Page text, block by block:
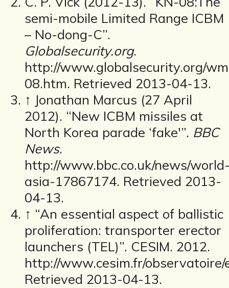
semi-mobile Limited Range ICBM
– No-dong-C”.
Globalsecurity.org.
http://www.globalsecurity.org/
08.htm. Retrieved 2013-04-13.
↑ Jonathan Marcus (27 April
2012). “New ICBM missiles at
North Korea parade ‘fake'”. BBC
News.
http://www.bbc.co.uk/news/
asia-17867174. Retrieved 2013-
04-13.
↑ “An essential aspect of ballistic
proliferation: transporter erector
launchers (TEL)”. CESIM. 2012.
http://www.cesim.fr/observatoire/
Retrieved 2013-04-13.